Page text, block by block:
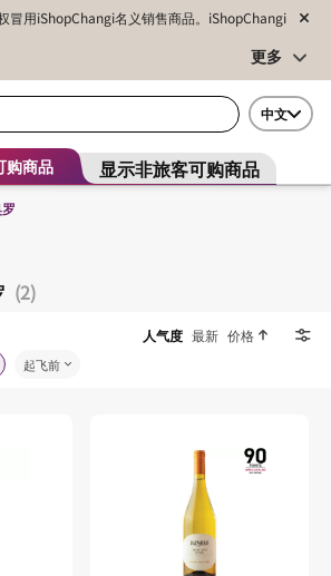
冒用iShopChangi名义销售商品。iShopChangi
更多
中文
购商品 显示非旅客可购商品
(2)
人气度 最新 价格
起飞前